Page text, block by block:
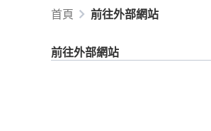
首頁 前往外部網站
前往外部網站